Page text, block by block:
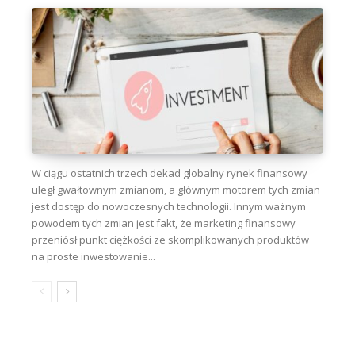
W ciągu ostatnich trzech dekad globalny rynek finansowy
uległ gwałtownym zmianom, a głównym motorem tych zmian
jest dostęp do nowoczesnych technologii. Innym ważnym
powodem tych zmian jest fakt, że marketing finansowy
przeniósł punkt ciężkości ze skomplikowanych produktów
na proste inwestowanie...